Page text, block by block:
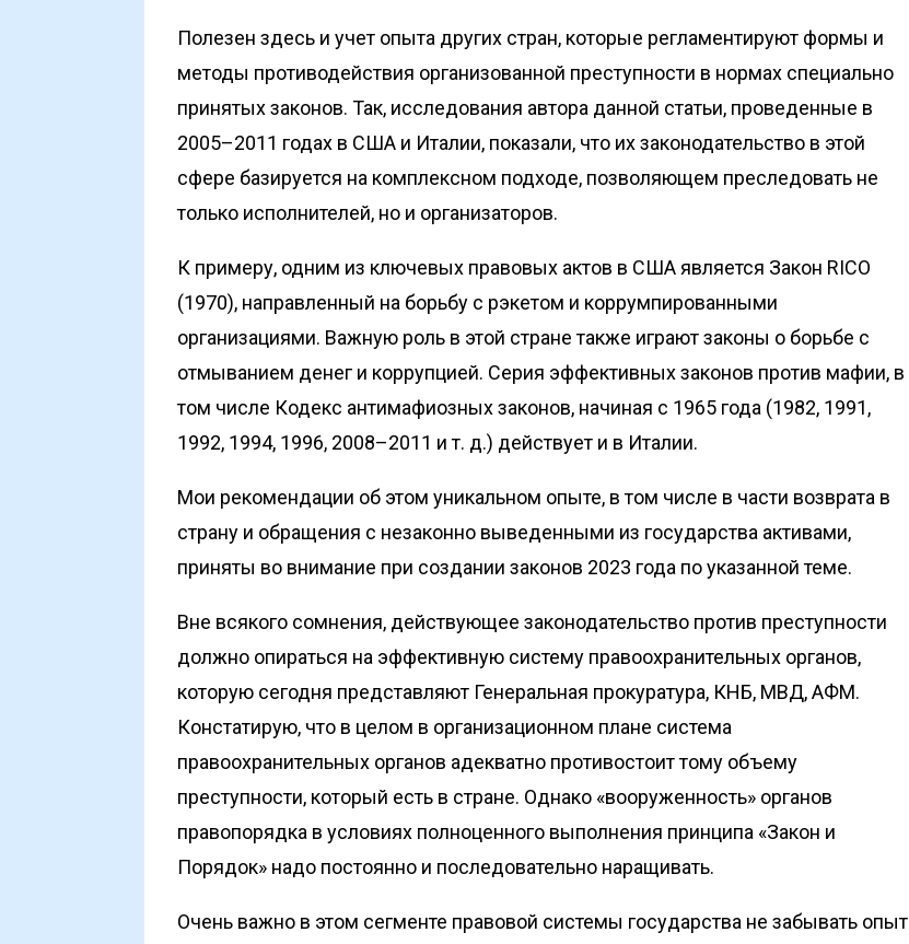
Полезен здесь и учет опыта других стран, которые регламентируют формы и
методы противодействия организованной преступности в нормах специально
принятых законов. Так, исследования автора данной статьи, проведенные в
2005–2011 годах в США и Италии, показали, что их законодательство в этой
сфере базируется на комплексном подходе, позволяющем преследовать не
только исполнителей, но и организаторов.
К примеру, одним из ключевых правовых актов в США является Закон RICO
(1970), направленный на борьбу с рэкетом и коррумпированными
организациями. Важную роль в этой стране также играют законы о борьбе с
отмыванием денег и коррупцией. Серия эффективных законов против мафии, в
том числе Кодекс антимафиозных законов, начиная с 1965 года (1982, 1991,
1992, 1994, 1996, 2008–2011 и т. д.) действует и в Италии.
Мои рекомендации об этом уникальном опыте, в том числе в части возврата в
страну и обращения с незаконно выведенными из государства активами,
приняты во внимание при создании законов 2023 года по указанной теме.
Вне всякого сомнения, действующее законодательство против преступ­ности
должно опираться на эффективную систему правоохранительных органов,
которую сегодня представляют Генеральная прокуратура, КНБ, МВД, АФМ.
Констатирую, что в целом в организационном плане система
правоохранительных органов адекватно противостоит тому объему
преступности, который есть в стране. Однако «вооруженность» органов
правопорядка в условиях полноценного выполнения принципа «Закон и
Порядок» надо постоянно и последовательно наращивать.
Очень важно в этом сегменте правовой системы государства не забывать опыт